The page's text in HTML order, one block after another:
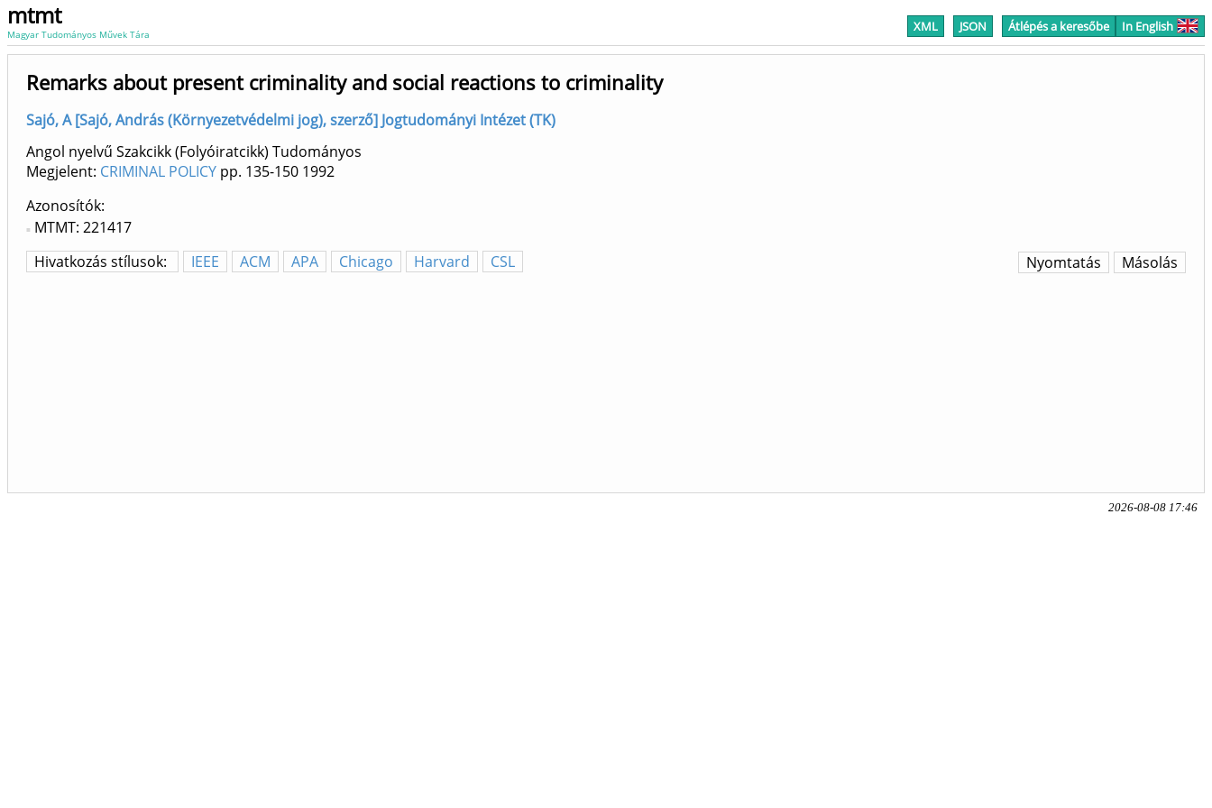
mtmt
Magyar Tudományos Művek Tára XML JSON Átlépés a keresőbe In English
Remarks about present criminality and social reactions to criminality
Sajó, A [Sajó, András (Környezetvédelmi jog), szerző] Jogtudományi Intézet (TK)
Angol nyelvű Szakcikk (Folyóiratcikk) Tudományos
Megjelent: CRIMINAL POLICY pp. 135-150 1992
Azonosítók
MTMT: 221417
Hivatkozás stílusok:
IEEE ACM APA Chicago Harvard CSL Másolás
Nyomtatás
2026-08-08 17:46